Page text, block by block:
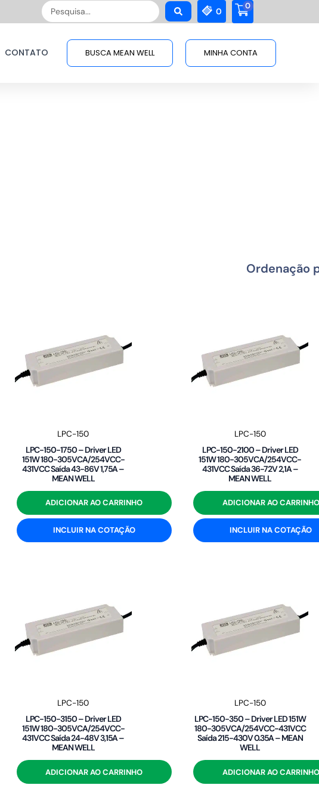
Pesquisar
...
0
0
CONTATO BUSCA MEAN WELL MINHA CONTA
LPC-150
LPC-150-1750 – Driver LED
151W 180-305VCA/254VCC-
431VCC Saída 43-86V 1,75A –
MEAN WELL
ADICIONAR AO CARRINHO
INCLUIR NA COTAÇÃO
LPC-150
LPC-150-2100 – Driver LED
151W 180-305VCA/254VCC-
431VCC Saída 36-72V 2,1A –
MEAN WELL
ADICIONAR AO CARRINHO
INCLUIR NA COTAÇÃO
LPC-150
LPC-150-3150 – Driver LED
151W 180-305VCA/254VCC-
431VCC Saída 24-48V 3,15A –
MEAN WELL
ADICIONAR AO CARRINHO
LPC-150
LPC-150-350 – Driver LED 151W
180-305VCA/254VCC-431VCC
Saída 215-430V 0.35A – MEAN
WELL
ADICIONAR AO CARRINHO